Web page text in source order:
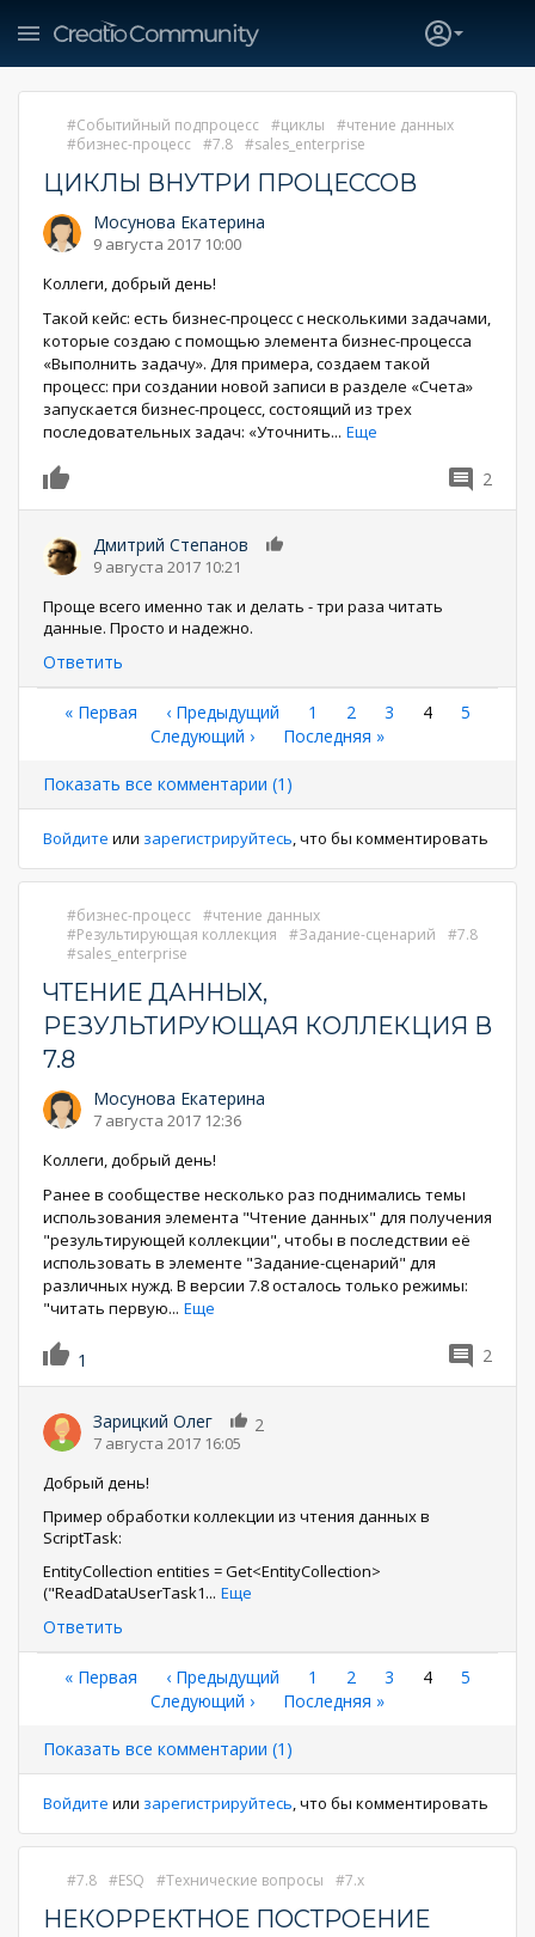
Событийный подпроцесс циклы
чтение данных
бизнес-процесс
7.8 sales_enterprise
ЦИКЛЫ ВНУТРИ ПРОЦЕССОВ
Мосунова Екатерина
9 августа 2017 10:00
Коллеги, добрый день!
Такой кейс: есть бизнес-процесс с несколькими задачами,
которые создаю с помощью элемента бизнес-процесса
«Выполнить задачу». Для примера, создаем такой
процесс: при создании новой записи в разделе «Счета»
запускается бизнес-процесс, состоящий из трех
последовательных задач: «Уточнить... Еще
2
Дмитрий Степанов
9 августа 2017 10:21
Проще всего именно так и делать - три раза читать
данные. Просто и надежно.
Ответить
Нумерация
страниц
Первая
« Первая ←
‹ Предыдущий Страница
1 Страница
2 Страница
3
Текущая
4
5
Следующая
Следующий ›
Последняя
Последняя »
Показать все комментарии (1)
Войдите или зарегистрируйтесь, что бы комментировать
бизнес-процесс
чтение данных
Результирующая коллекция
Задание-сценарий
7.8
sales_enterprise
ЧТЕНИЕ ДАННЫХ,
РЕЗУЛЬТИРУЮЩАЯ КОЛЛЕКЦИЯ В
7.8
Мосунова Екатерина
7 августа 2017 12:36
Коллеги, добрый день!
Ранее в сообществе несколько раз поднимались темы
использования элемента "Чтение данных" для получения
"результирующей коллекции", чтобы в последствии её
использовать в элементе "Задание-сценарий" для
различных нужд. В версии 7.8 осталось только режимы:
"читать первую... Еще
1 2
Зарицкий Олег
7 августа 2017 16:05
2
Добрый день!
Пример обработки коллекции из чтения данных в
ScriptTask:
EntityCollection entities = Get<EntityCollection>
("ReadDataUserTask1... Еще
Ответить
Нумерация
страниц
Первая
« Первая ←
‹ Предыдущий Страница
1 Страница
2 Страница
3
Текущая
4
5
Следующая
Следующий ›
Последняя
Последняя »
Показать все комментарии (1)
Войдите или зарегистрируйтесь, что бы комментировать
7.8 ESQ Технические вопросы 7.x
НЕКОРРЕКТНОЕ ПОСТРОЕНИЕ